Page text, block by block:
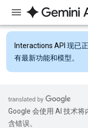
Interactions API 现已
有最新功能和模型。
Google 会使用 AI 技术
含错误。